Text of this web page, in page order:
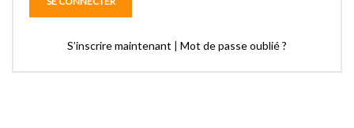
S’inscrire maintenant | Mot de passe oublié ?